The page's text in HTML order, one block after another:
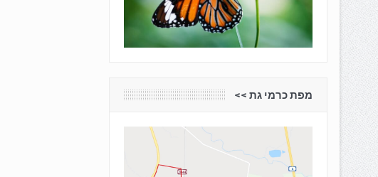
מפת כרמי גת <<